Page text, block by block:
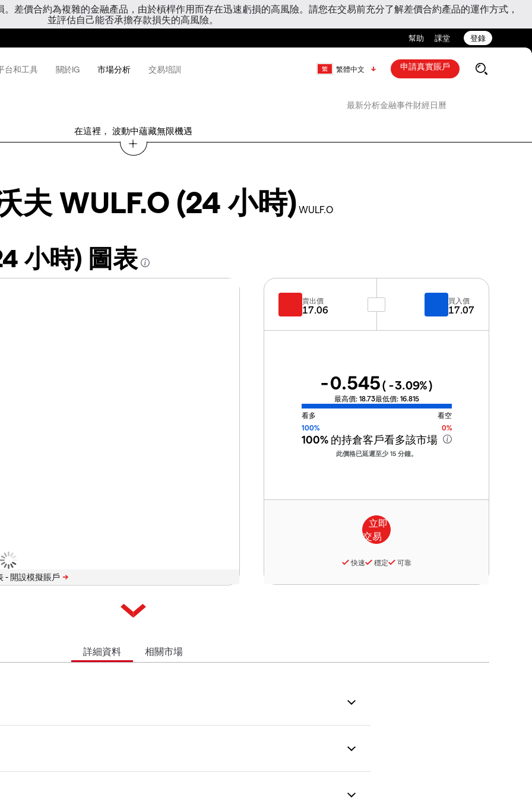
差價合約為複雜的金融產品，由於槓桿作用而存在迅速虧損的高風險。請您在交易前充分了解差價合約產品的運作方式，
並評估自己能否承擔存款損失的高風險。
幫助 課堂 登錄
台和工具 關於IG 市場分析 交易培訓 繁體中文 申請真實賬戶
最新分析金融事件財經日曆
在這裡， 波動中蘊藏無限機遇
夫 WULF.O (24 小時) WULF.O
小時) 圖表
-
賣出價
17.06
買入價
17.07
-0.545( -3.09%)
最高價: 18.73最低價: 16.815
看多
看空
100%
0%
100%的持倉客戶看多該市場
此價格已延遲至少 15 分鐘。
快速 穩定 可靠
詳細資料 相關市場